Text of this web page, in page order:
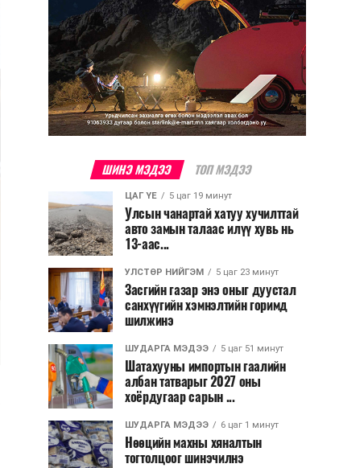
ШИНЭ МЭДЭЭ ТОП МЭДЭЭ
ЦАГ ҮЕ 5 цаг 19 минут
Улсын чанартай хатуу хучилттай
авто замын талаас илүү хувь нь
13-аас...
УЛСТӨР НИЙГЭМ 5 цаг 23 минут
Засгийн газар энэ оныг дуустал
санхүүгийн хэмнэлтийн горимд
шилжинэ
ШУДАРГА МЭДЭЭ 5 цаг 51 минут
Шатахууны импортын гаалийн
албан татварыг 2027 оны
хоёрдугаар сарын ...
ШУДАРГА МЭДЭЭ 6 цаг 1 минут
Нөөцийн махны хяналтын
тогтолцоог шинэчилнэ